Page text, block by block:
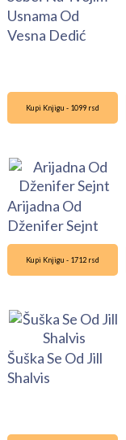
Usnama Od
Vesna Dedić
Kupi Knjigu - 1099 rsd
Arijadna Od
Dženifer Sejnt
Kupi Knjigu - 1712 rsd
Šuška Se Od Jill
Shalvis